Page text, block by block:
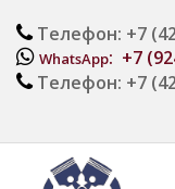
Телефон: +7
WhatsApp: +7
Телефон: +7